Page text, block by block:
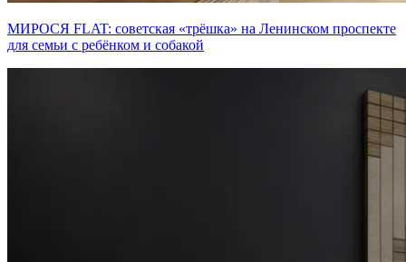
МИРОСЯ FLAT: советская «трёшка» на Ленинском проспекте
для семьи с ребёнком и собакой